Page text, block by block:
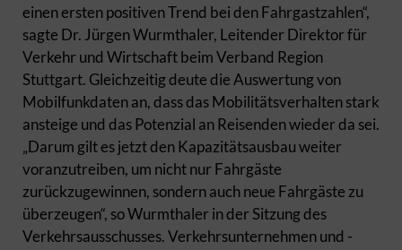
einen ersten positiven Trend bei den Fahrgastzahlen“,
sagte Dr. Jürgen Wurmthaler, Leitender Direktor für
Verkehr und Wirtschaft beim Verband Region
Stuttgart. Gleichzeitig deute die Auswertung von
Mobilfunkdaten an, dass das Mobilitätsverhalten stark
ansteige und das Potenzial an Reisenden wieder da sei.
„Darum gilt es jetzt den Kapazitätsausbau weiter
voranzutreiben, um nicht nur Fahrgäste
zurückzugewinnen, sondern auch neue Fahrgäste zu
überzeugen“, so Wurmthaler in der Sitzung des
Verkehrsausschusses. Verkehrsunternehmen und -